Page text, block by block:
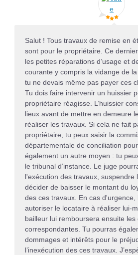
Salut ! Tous travaux de remise en
sont pour le propriétaire. Ce
les petites réparations d’usage et
courante y compris la vidange de
tu ne devais même pas payer ces
Tu dois faire intervenir un huissier
propriétaire réagisse. L’huissier
lieux avant de mettre en demeure
réaliser les travaux. Si cela ne fait
propriétaire, tu peux saisir la
départementale de conciliation
également un autre moyen : tu
le tribunal d’instance. Le juge
l'exécution des travaux, suspendre
décider de baisser le montant du
des ces travaux. En cas d'urgence,
autoriser le locataire à réaliser lui-
bailleur lui remboursera ensuite les
correspondantes. Tu pourras
dommages et intérêts pour le
l’inexécution des ces travaux.